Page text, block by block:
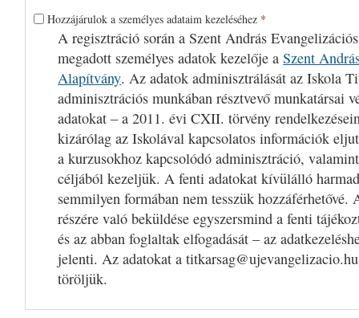
Hozzájárulok a személyes adataim kezeléséhez *
A regisztráció során a Szent András
megadott személyes adatok kezelője aSzent
Alapítvány. Az adatok adminisztrálását az Iskola
adminisztrációs munkában résztvevő munkatársai
adatokat – a 2011. évi CXII. törvény
kizárólag az Iskolával kapcsolatos információk
a kurzusokhoz kapcsolódó adminisztráció,
céljából kezeljük. A fenti adatokat kívülálló
semmilyen formában nem tesszük hozzáférhetővé.
részére való beküldése egyszersmind a fenti
és az abban foglaltak elfogadását – az
jelenti. Az adatokat a
töröljük.